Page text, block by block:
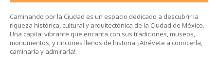
Caminando por la Ciudad es un espacio dedicado a descubrir la
riqueza histórica, cultural y arquitectónica de la Ciudad de México.
Una capital vibrante que encanta con sus tradiciones, museos,
monumentos, y rincones llenos de historia. ¡Atrévete a conocerla,
caminarla y admirarla!.